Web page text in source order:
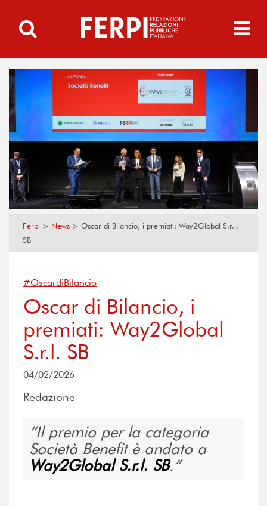
Ferpi > News > Oscar di Bilancio, i premiati: Way2Global S.r.l.
SB
#OscardiBilancio
Oscar di Bilancio, i
premiati: Way2Global
S.r.l. SB
04/02/2026
Redazione
Il premio per la categoria
Società Benefit è andato a
Way2Global S.r.l. SB.